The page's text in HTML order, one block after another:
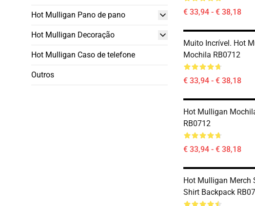
Hot Mulligan Pano de pano
Hot Mulligan Decoração
Hot Mulligan Caso de telefone
Outros
€ 33,94 - € 38,18
Muito Incrível. Hot
Mochila RB0712
€ 33,94 - € 38,18
Hot Mulligan
RB0712
€ 33,94 - € 38,18
Hot Mulligan Merch
Shirt Backpack